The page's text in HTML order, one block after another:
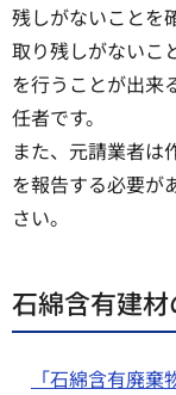
残しがないことを
取り残しがないこ
を行うことが出来
任者です。
また、元請業者は
を報告する必要が
さい。
石綿含有建
「石綿含有廃